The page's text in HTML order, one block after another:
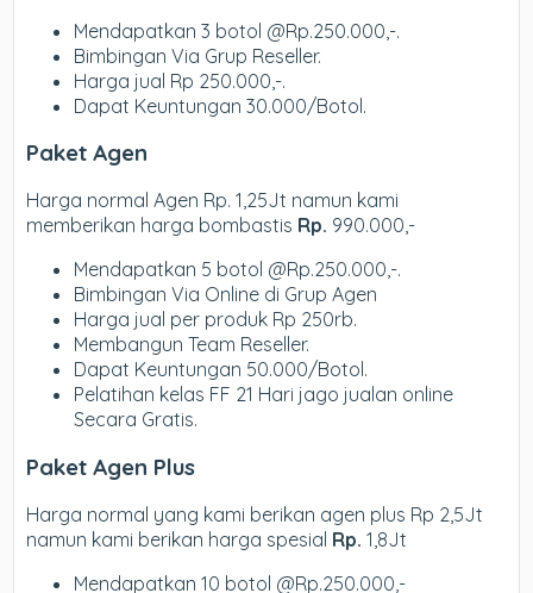
Mendapatkan 3 botol @Rp.250.000,-.
Bimbingan Via Grup Reseller.
Harga jual Rp 250.000,-.
Dapat Keuntungan 30.000/Botol.
Paket Agen
Harga normal Agen Rp. 1,25Jt namun kami
memberikan harga bombastis Rp. 990.000,-
Mendapatkan 5 botol @Rp.250.000,-.
Bimbingan Via Online di Grup Agen
Harga jual per produk Rp 250rb.
Membangun Team Reseller.
Dapat Keuntungan 50.000/Botol.
Pelatihan kelas FF 21 Hari jago jualan online
Secara Gratis.
Paket Agen Plus
Harga normal yang kami berikan agen plus Rp 2,5Jt
namun kami berikan harga spesial Rp. 1,8Jt
Mendapatkan 10 botol @Rp.250.000,-